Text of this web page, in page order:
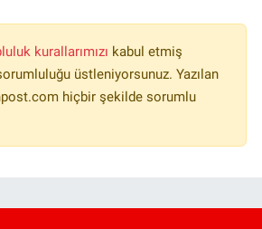
kurallarımızı kabul etmiş
üstleniyorsunuz. Yazılan
hiçbir şekilde sorumlu